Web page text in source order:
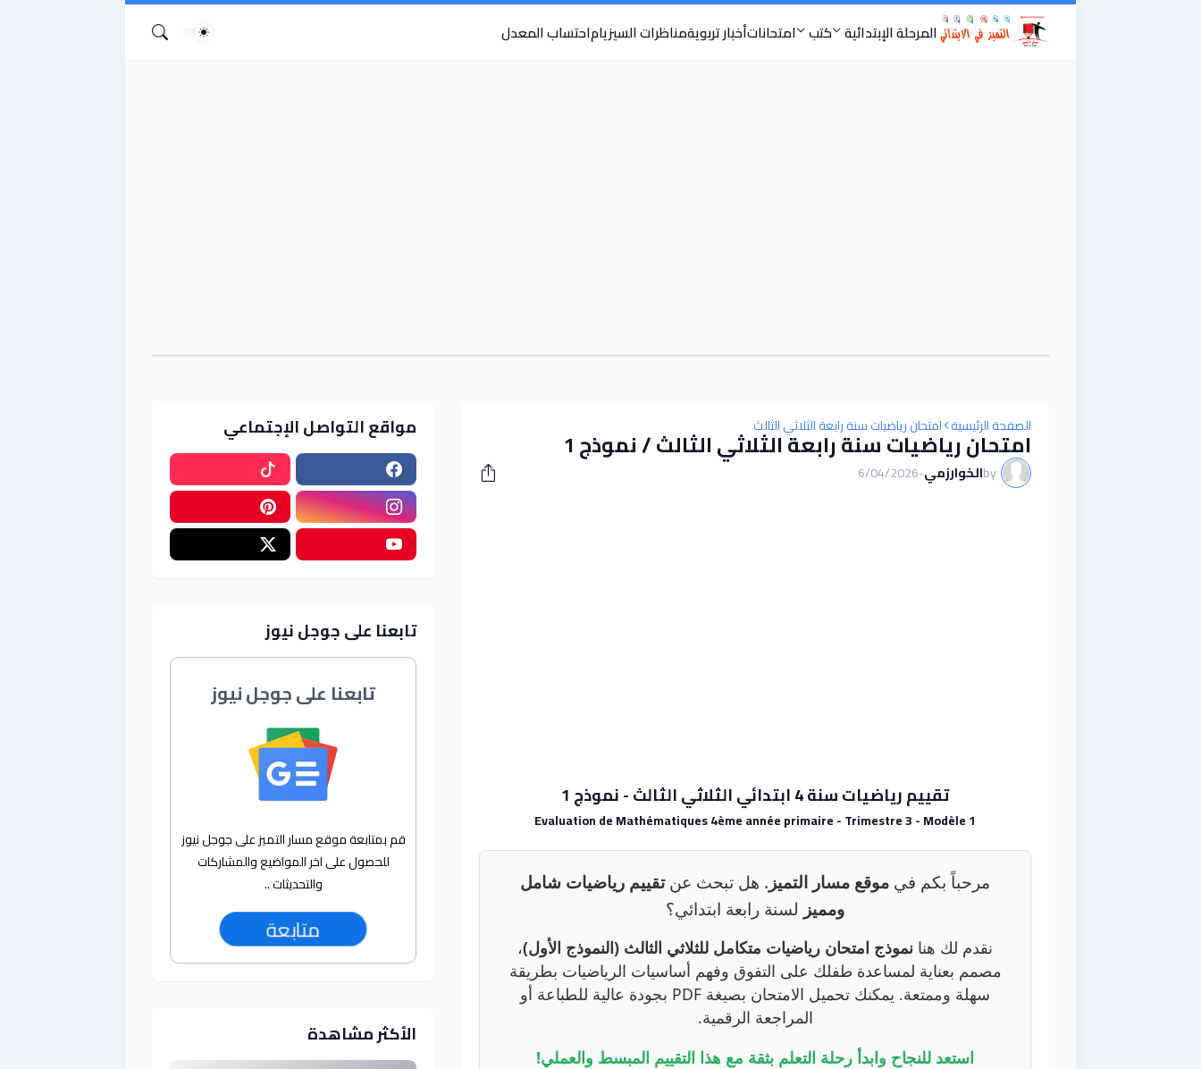
المرحلة الإبتدائية كتب امتحاناتأخبار تربويةمناظرات السيزياماحتساب المعدل
الصفحة الرئيسية امتحان رياضيات سنة رابعة الثلاثي الثالث
امتحان رياضيات سنة رابعة الثلاثي الثالث / نموذج 1
byالخوارزمي-
6/04/2026
تقييم رياضيات سنة 4 ابتدائي الثلاثي الثالث - نموذج 1
Evaluation de Mathématiques 4ème année primaire - Trimestre 3 - Modèle 1
مرحباً بكم في موقع مسار التميز . هل تبحث عنتقييم رياضيات شامل
ومميز لسنة رابعة ابتدائي؟
نقدم لك هنا نموذج امتحان رياضيات متكامل للثلاثي الثالث (النموذج الأول)،
مصمم بعناية لمساعدة طفلك على التفوق وفهم أساسيات الرياضيات بطريقة
سهلة وممتعة. يمكنك تحميل الامتحان بصيغة PDF بجودة عالية للطباعة أو
المراجعة الرقمية.
استعد للنجاح وابدأ رحلة التعلم بثقة مع هذا التقييم المبسط والعملي!
مواقع التواصل الإجتماعي
تابعنا على جوجل نيوز
تابعنا على جوجل نيوز
قم بمتابعة موقع مسار التميز على جوجل نيوز
للحصول على اخر المواضيع والمشاركات
والتحديثات ..
متابعة
الأكثر مشاهدة